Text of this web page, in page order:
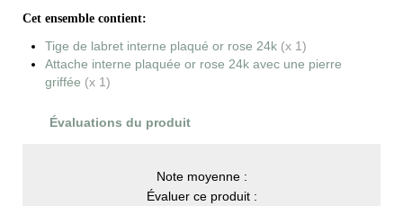
Cet ensemble contient:
Tige de labret interne plaqué or rose 24k (x 1)
Attache interne plaquée or rose 24k avec une pierre
griffée (x 1)
Évaluations du produit
Note moyenne :
Évaluer ce produit :